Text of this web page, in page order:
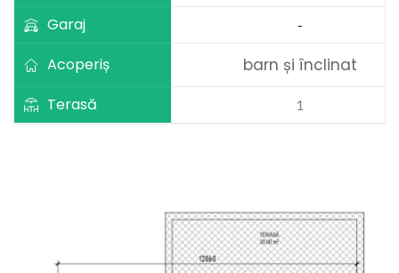
Garaj -
Acoperiș barn și înclinat
Terasă 1